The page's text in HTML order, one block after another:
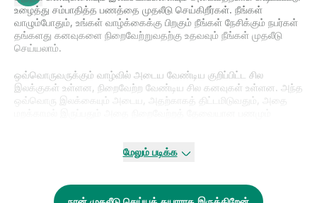
உழைத்து சம்பாதித்த பணத்தை முதலீடு செய்கிறீர்கள். நீங்கள்
வாழும்போதும், உங்கள் வாழ்க்கைக்கு பிறகும் நீங்கள் நேசிக்கும் நபர்கள்
தங்களது கனவுகளை நிறைவேற்றுவதற்கு உதவவும் நீங்கள் முதலீடு
செய்யலாம்.
ஒவ்வொருவருக்கும் வாழ்வில் அடைய வேண்டிய குறிப்பிட்ட சில
இலக்குகள் உள்ளன, நிறைவேற்ற வேண்டிய சில கனவுகள் உள்ளன. அந்த
ஒவ்வொரு இலக்கையும் அடைய, அதற்காகத் திட்டமிடுவதும், அதை
வாழ்க்கை ஆச்சரியங்கள் நிறைந்தது! ஒருவர் செய்யும் முதலீடுகள்,
யதார்த்தத்தில், இந்தச் செயல்முறை அவ்வளவு எளிதாகவோ
மேலும் படிக்க